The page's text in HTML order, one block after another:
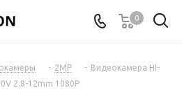
0
- 2MP - Видеокамера HI-
2.8-12mm 1080P